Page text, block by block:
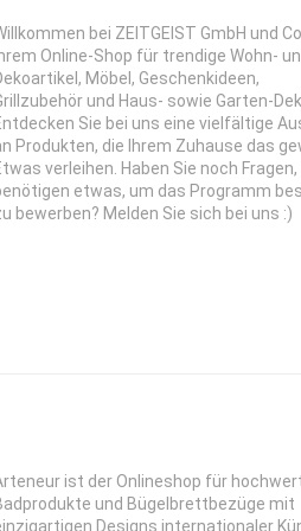
bei ZEITGEIST GmbH und
Online-Shop für trendige Wohn-
Möbel, Geschenkideen,
und Haus- sowie Garten-
Sie bei uns eine vielfältige
Produkten, die Ihrem Zuhause das
verleihen. Haben Sie noch
etwas, um das Programm
bewerben? Melden Sie sich bei uns :)
ist der Onlineshop für
und Bügelbrettbezüge mit
Designs internationaler